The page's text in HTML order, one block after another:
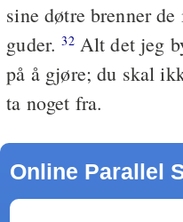
sine døtre brenner
guder.32Alt det jeg
på å gjøre; du skal
ta noget fra.
Online Parallel